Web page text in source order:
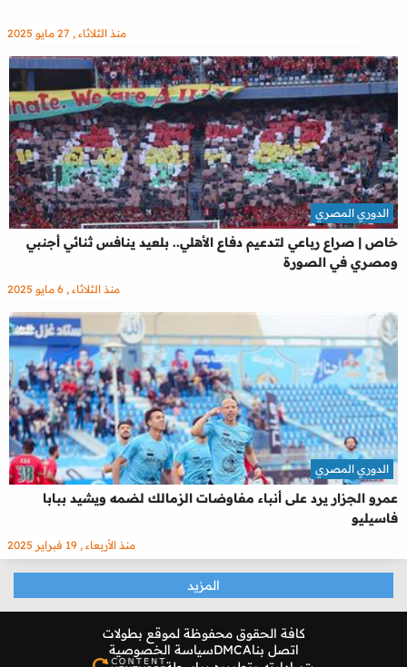
منذ الثلاثاء , 27 مايو 2025
خاص | صراع رباعي لتدعيم دفاع الأهلي.. بلعيد ينافس ثنائي أجنبي
ومصري في الصورة
الدوري المصري
منذ الثلاثاء , 6 مايو 2025
عمرو الجزار يرد على أنباء مفاوضات الزمالك لضمه ويشيد ببابا
فاسيليو
الدوري المصري
منذ الأربعاء , 19 فبراير 2025
المزيد
كافة الحقوق محفوظة لموقع بطولات
اتصل بناDMCAسياسة الخصوصية